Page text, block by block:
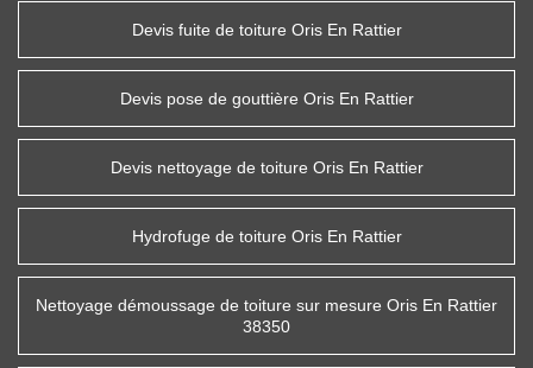
Devis fuite de toiture Oris En Rattier
Devis pose de gouttière Oris En Rattier
Devis nettoyage de toiture Oris En Rattier
Hydrofuge de toiture Oris En Rattier
Nettoyage démoussage de toiture sur mesure Oris En Rattier
38350